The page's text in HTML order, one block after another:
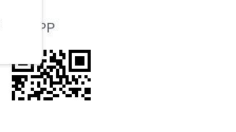
官方APP